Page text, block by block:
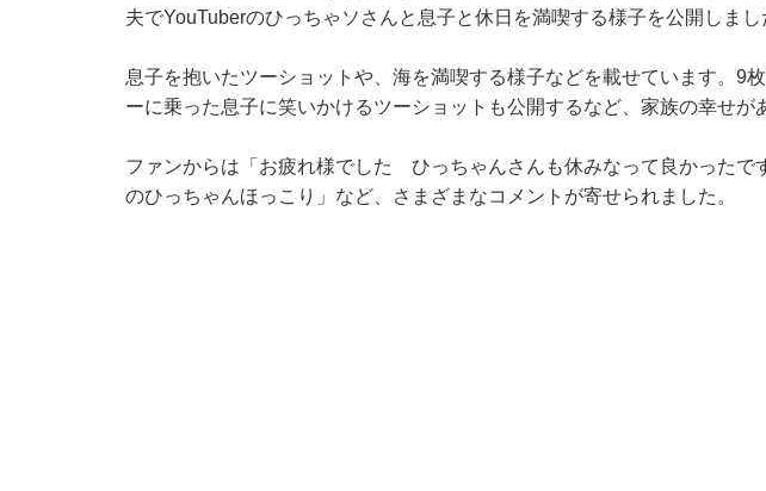
夫でYouTuberのひっちゃソさんと息子と休日を満喫する様子を公開しまし
息子を抱いたツーショットや、海を満喫する様子などを載せています。9
ーに乗った息子に笑いかけるツーショットも公開するなど、家族の幸せが
ファンからは「お疲れ様でした ひっちゃんさんも休みなって良かったで
のひっちゃんほっこり」など、さまざまなコメントが寄せられました。